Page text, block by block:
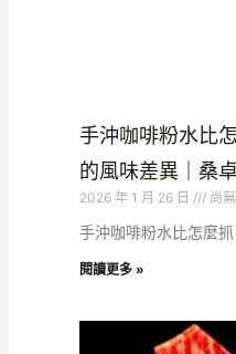
手沖咖啡粉水比
的風味差異｜桑
2026 年 1 月 26 日 尚
手沖咖啡粉水比怎麼
閱讀更多 »